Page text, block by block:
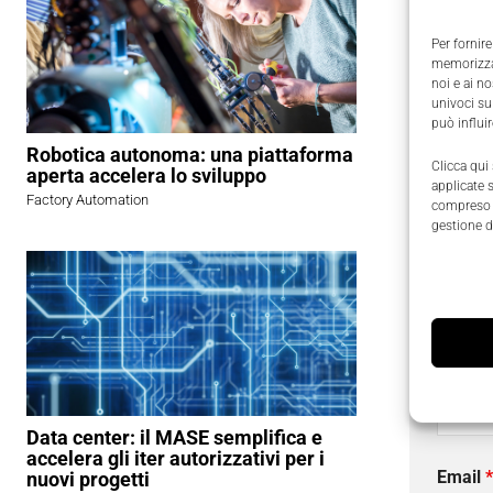
Per
noi e ai
univoci
può
Clicca qui
applicate
gestione
Robotica autonoma: una piattaforma
aperta accelera lo sviluppo
Factory Automation
Data center: il MASE semplifica e
accelera gli iter autorizzativi per i
nuovi progetti
I
Email *